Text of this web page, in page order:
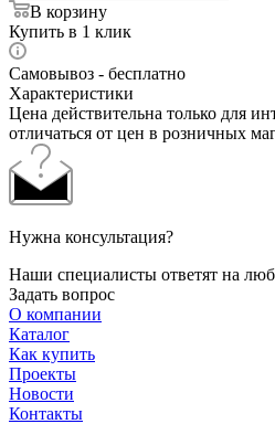
В корзину
Купить в 1 клик
Самовывоз - бесплатно
Характеристики
Цена действительна только для
отличаться от цен в розничных
Нужна консультация?
Наши специалисты ответят на
Задать вопрос
О компании
Каталог
Как купить
Проекты
Новости
Контакты